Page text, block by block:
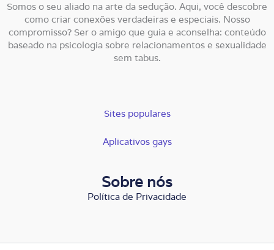
Somos o seu aliado na arte da sedução. Aqui, você descobre
como criar conexões verdadeiras e especiais. Nosso
compromisso? Ser o amigo que guia e aconselha: conteúdo
baseado na psicologia sobre relacionamentos e sexualidade
sem tabus.
Sites populares
Aplicativos gays
Sobre nós
Política de Privacidade